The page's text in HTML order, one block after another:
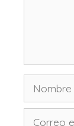
Nombre